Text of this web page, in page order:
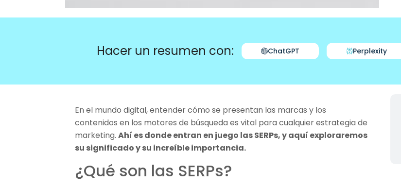
Hacer un resumen con: ChatGPT Perplexity
En el mundo digital, entender cómo se presentan las marcas y los
contenidos en los motores de búsqueda es vital para cualquier estrategia de
marketing.Ahí es donde entran en juego las SERPs, y aquí exploraremos
su significado y su increíble importancia.
¿Qué son las SERPs?